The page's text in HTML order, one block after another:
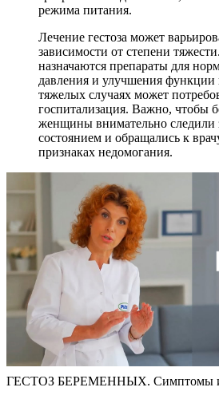
режима питания.
Лечение гестоза может
зависимости от степени
назначаются препараты для
давления и улучшения функции
тяжелых случаях может
госпитализация. Важно, чтобы
женщины внимательно следили
состоянием и обращались к
признаках недомогания.
ГЕСТОЗ БЕРЕМЕННЫХ. Симптомы и